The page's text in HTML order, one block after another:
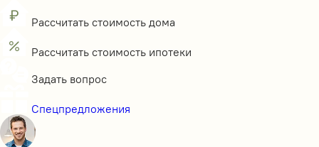
Рассчитать стоимость дома
Рассчитать стоимость ипотеки
Задать вопрос
Спецпредложения